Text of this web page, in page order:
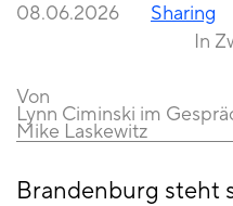
08.06.2026
Sharing
In
Von
Lynn Ciminski im
Mike Laskewitz
Brandenburg steht